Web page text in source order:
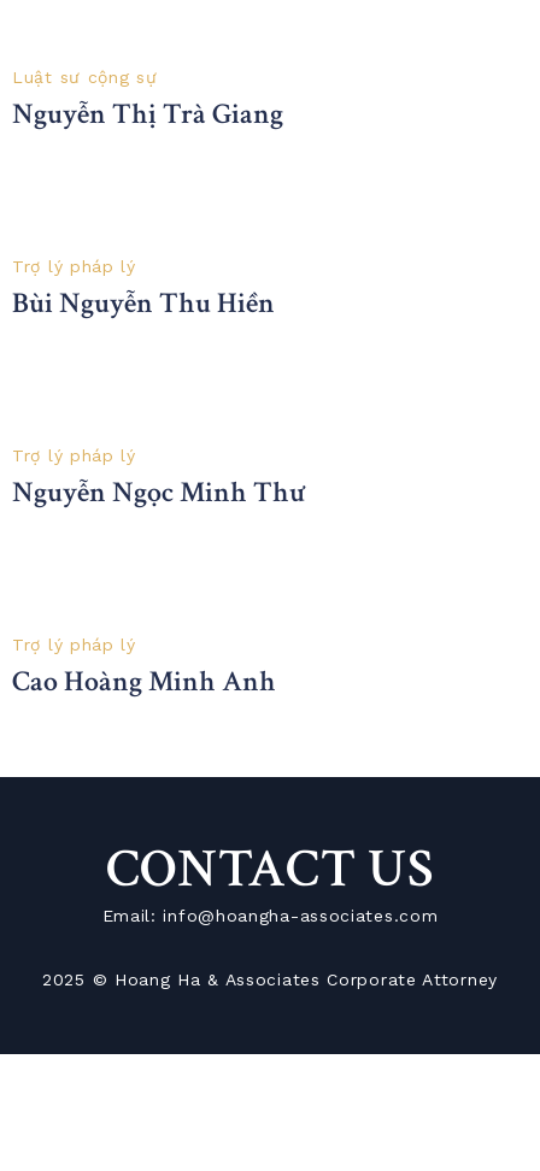
Luật sư cộng sự
Nguyễn Thị Trà Giang
Trợ lý pháp lý
Bùi Nguyễn Thu Hiền
Trợ lý pháp lý
Nguyễn Ngọc Minh Thư
Trợ lý pháp lý
Cao Hoàng Minh Anh
CONTACT US
Email: info@hoangha-associates.com
2025 © Hoang Ha & Associates Corporate Attorney